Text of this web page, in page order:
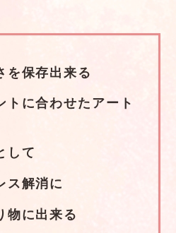
を保存出来る
トに合わせたアート
して
ス解消に
物に出来る